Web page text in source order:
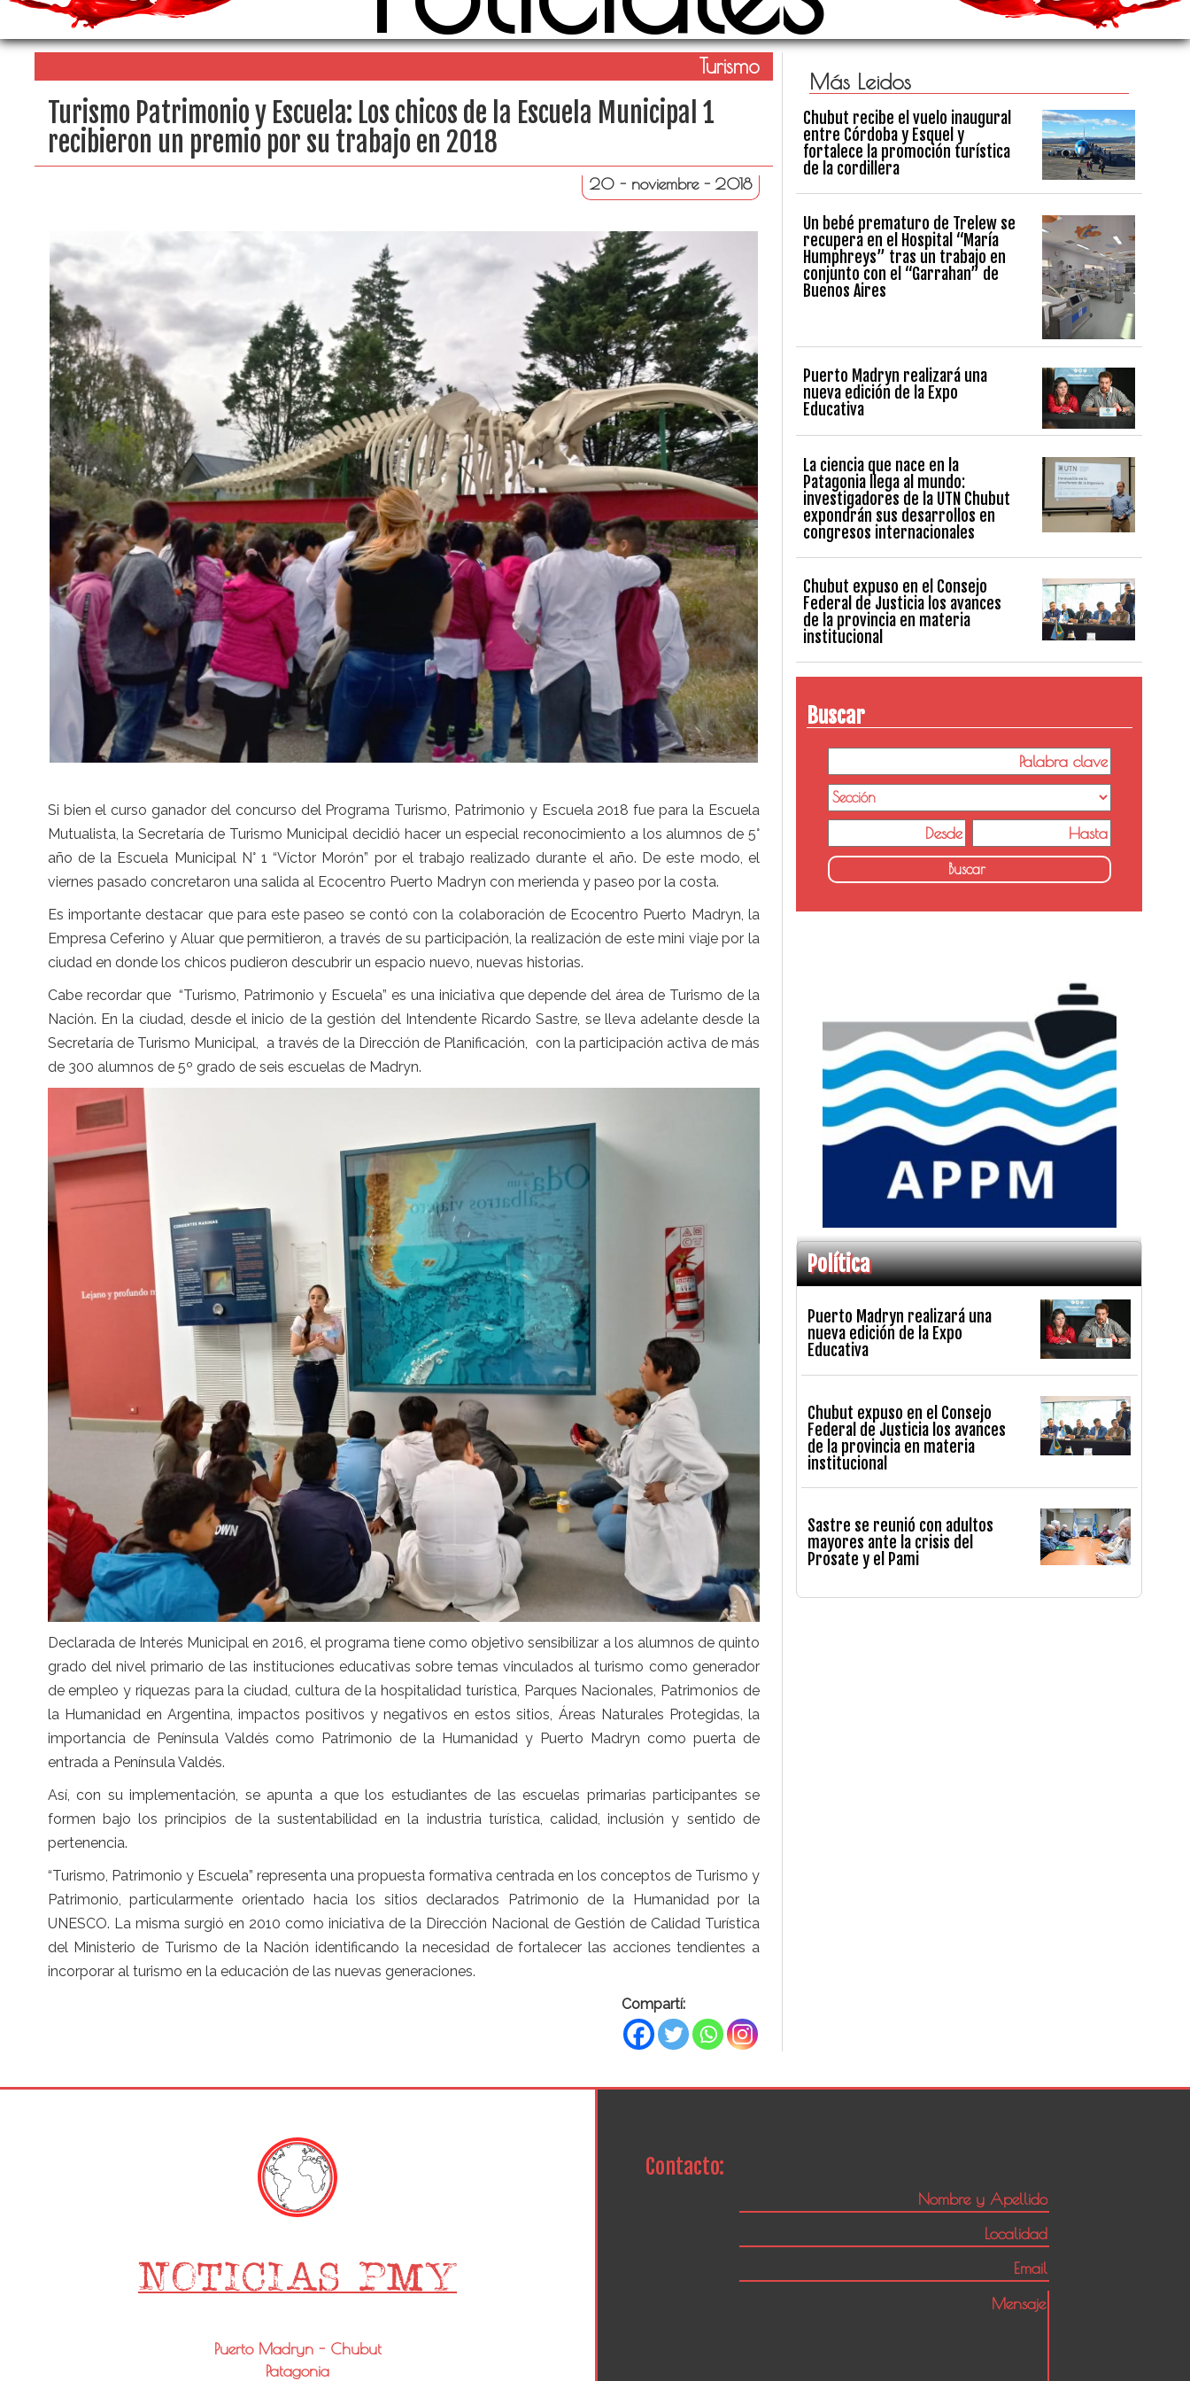
Turismo
Turismo Patrimonio y Escuela: Los chicos de la Escuela Municipal 1
recibieron un premio por su trabajo en 2018
20 - noviembre - 2018
Si bien el curso ganador del concurso del Programa Turismo, Patrimonio y Escuela 2018 fue para la Escuela
Mutualista, la Secretaría de Turismo Municipal decidió hacer un especial reconocimiento a los alumnos de 5°
año de la Escuela Municipal N° 1 “Víctor Morón” por el trabajo realizado durante el año. De este modo, el
viernes pasado concretaron una salida al Ecocentro Puerto Madryn con merienda y paseo por la costa.
Es importante destacar que para este paseo se contó con la colaboración de Ecocentro Puerto Madryn, la
Empresa Ceferino y Aluar que permitieron, a través de su participación, la realización de este mini viaje por la
ciudad en donde los chicos pudieron descubrir un espacio nuevo, nuevas historias.
Cabe recordar que “Turismo, Patrimonio y Escuela” es una iniciativa que depende del área de Turismo de la
Nación. En la ciudad, desde el inicio de la gestión del Intendente Ricardo Sastre, se lleva adelante desde la
Secretaría de Turismo Municipal, a través de la Dirección de Planificación, con la participación activa de más
de 300 alumnos de 5º grado de seis escuelas de Madryn.
Declarada de Interés Municipal en 2016, el programa tiene como objetivo sensibilizar a los alumnos de quinto
grado del nivel primario de las instituciones educativas sobre temas vinculados al turismo como generador
de empleo y riquezas para la ciudad, cultura de la hospitalidad turística, Parques Nacionales, Patrimonios de
la Humanidad en Argentina, impactos positivos y negativos en estos sitios, Áreas Naturales Protegidas, la
importancia de Península Valdés como Patrimonio de la Humanidad y Puerto Madryn como puerta de
entrada a Península Valdés.
Así, con su implementación, se apunta a que los estudiantes de las escuelas primarias participantes se
formen bajo los principios de la sustentabilidad en la industria turística, calidad, inclusión y sentido de
pertenencia.
“Turismo, Patrimonio y Escuela” representa una propuesta formativa centrada en los conceptos de Turismo y
Patrimonio, particularmente orientado hacia los sitios declarados Patrimonio de la Humanidad por la
UNESCO. La misma surgió en 2010 como iniciativa de la Dirección Nacional de Gestión de Calidad Turística
del Ministerio de Turismo de la Nación identificando la necesidad de fortalecer las acciones tendientes a
incorporar al turismo en la educación de las nuevas generaciones.
Compartí:
Más Leidos
Chubut recibe el vuelo inaugural
entre Córdoba y Esquel y
fortalece la promoción turística
de la cordillera
Un bebé prematuro de Trelew se
recupera en el Hospital “María
Humphreys” tras un trabajo en
conjunto con el “Garrahan” de
Buenos Aires
Puerto Madryn realizará una
nueva edición de la Expo
Educativa
La ciencia que nace en la
Patagonia llega al mundo:
investigadores de la UTN Chubut
expondrán sus desarrollos en
congresos internacionales
Chubut expuso en el Consejo
Federal de Justicia los avances
de la provincia en materia
institucional
Buscar
Política
Puerto Madryn realizará una
nueva edición de la Expo
Educativa
Chubut expuso en el Consejo
Federal de Justicia los avances
de la provincia en materia
institucional
Sastre se reunió con adultos
mayores ante la crisis del
Prosate y el Pami
Puerto Madryn - Chubut
Patagonia
Contacto: